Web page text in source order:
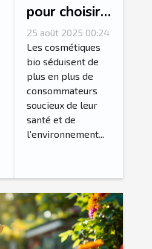
pour choisir
ses
cosmétiques
bio
efficacement
?
25 août 2025 00:24
Les cosmétiques
bio séduisent de
plus en plus de
consommateurs
soucieux de leur
santé et de
l’environnement...